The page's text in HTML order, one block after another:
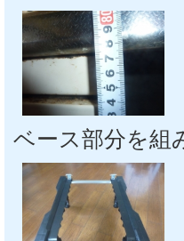
ベース部分を組